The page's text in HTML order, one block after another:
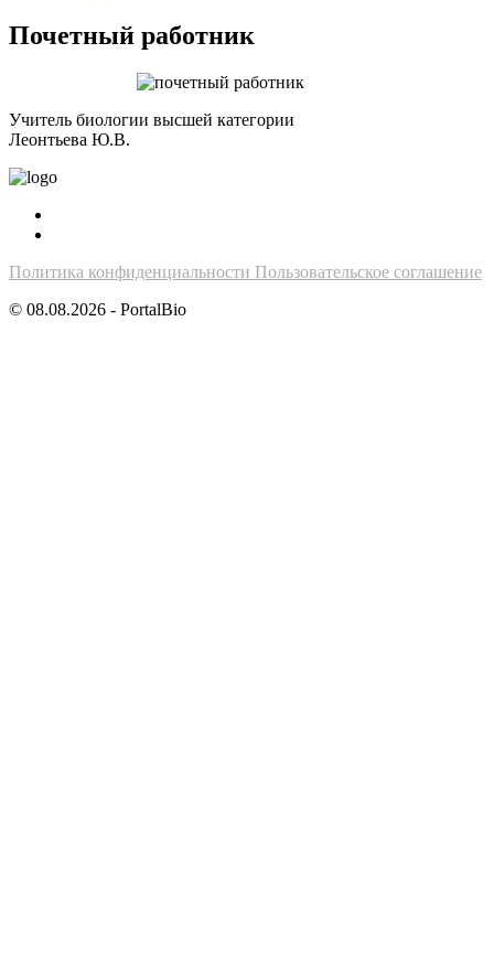
Почетный работник
Учитель биологии высшей категории
Леонтьева Ю.В.
Политика конфиденциальности Пользовательское соглашение
© 08.08.2026 - PortalBio